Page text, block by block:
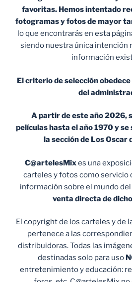
favoritas. Hemos intentado
fotogramas y fotos de mayor
lo que encontrarás en esta
siendo nuestra única intención
información
El criterio de selección
del
A partir de este año 2026,
películas hasta el año 1970 y
la sección de Los Oscar
C@artelesMixes una
carteles y fotos como servicio
información sobre el mundo del
venta directa de
El copyright de los carteles y de
pertenece a las
distribuidoras. Todas las
destinadas solo para uso
entretenimiento y educación: